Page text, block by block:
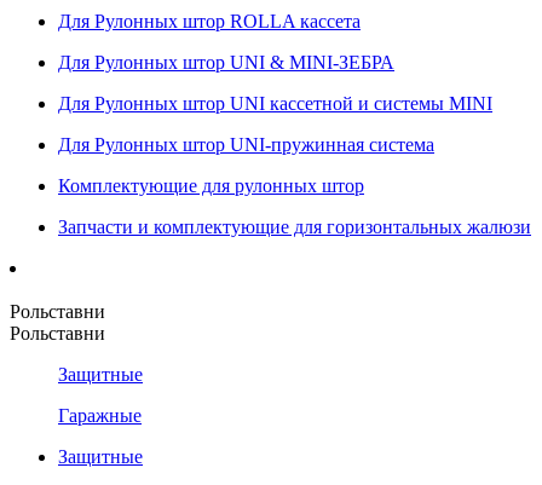
Для Рулонных штор ROLLA кассета
Для Рулонных штор UNI & MINI-ЗЕБРА
Для Рулонных штор UNI кассетной и системы MINI
Для Рулонных штор UNI-пружинная система
Комплектующие для рулонных штор
Запчасти и комплектующие для горизонтальных жалюзи
Рольставни
Рольставни
Защитные
Гаражные
Защитные